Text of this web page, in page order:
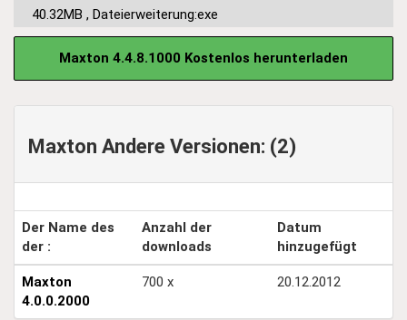
40.32MB , Dateierweiterung:exe
Maxton 4.4.8.1000 Kostenlos herunterladen
Maxton Andere Versionen: (2)
Der Name des
der :
Anzahl der
downloads
Datum
hinzugefügt
Maxton
4.0.0.2000
700 x 20.12.2012